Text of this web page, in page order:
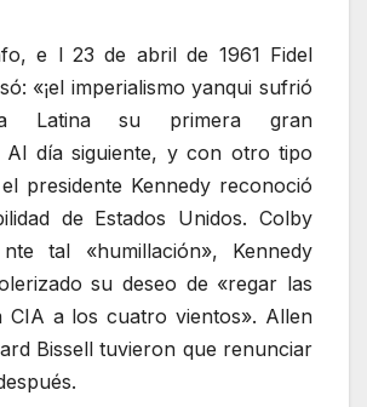
e l 23 de abril de 1961 Fidel
«¡el imperialismo yanqui sufrió
Latina su primera gran
Al día siguiente, y con otro tipo
presidente Kennedy reconoció
de Estados Unidos. Colby
tal «humillación», Kennedy
su deseo de «regar las
CIA a los cuatro vientos». Allen
Bissell tuvieron que renunciar